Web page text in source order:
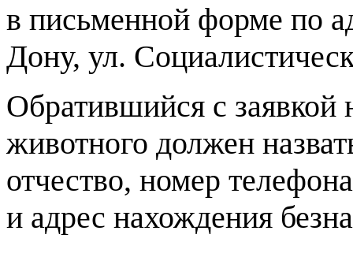
в письменной форме по
Дону, ул.
Обратившийся с заявкой
животного должен
отчество, номер
и адрес нахождения